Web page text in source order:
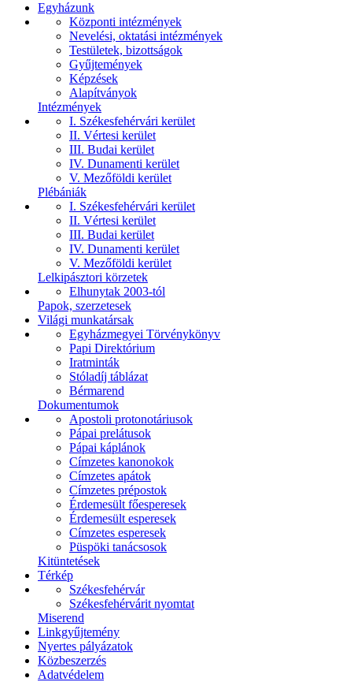
Egyházunk
Központi intézmények
Nevelési, oktatási intézmények
Testületek, bizottságok
Gyűjtemények
Képzések
Alapítványok
Intézmények
I. Székesfehérvári kerület
II. Vértesi kerület
III. Budai kerület
IV. Dunamenti kerület
V. Mezőföldi kerület
Plébániák
I. Székesfehérvári kerület
II. Vértesi kerület
III. Budai kerület
IV. Dunamenti kerület
V. Mezőföldi kerület
Lelkipásztori körzetek
Elhunytak 2003-tól
Papok, szerzetesek
Világi munkatársak
Egyházmegyei Törvénykönyv
Papi Direktórium
Iratminták
Stóladíj táblázat
Bérmarend
Dokumentumok
Apostoli protonotáriusok
Pápai prelátusok
Pápai káplánok
Címzetes kanonokok
Címzetes apátok
Címzetes prépostok
Érdemesült főesperesek
Érdemesült esperesek
Címzetes esperesek
Püspöki tanácsosok
Kitüntetések
Térkép
Székesfehérvár
Székesfehérvárit nyomtat
Miserend
Linkgyűjtemény
Nyertes pályázatok
Közbeszerzés
Adatvédelem